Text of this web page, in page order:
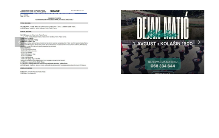
IPA Crna
Gora
IPA Crna
Gora